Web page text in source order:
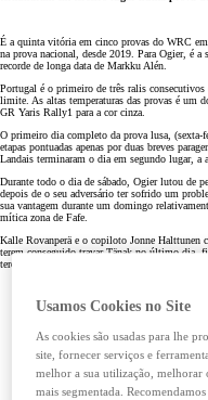
É a quinta vitória em cinco provas do WRC
na prova nacional, desde 2019. Para Ogier, é
recorde de longa data de Markku Alén.
Portugal é o primeiro de três ralis
limite. As altas temperaturas das provas é um
GR Yaris Rally1 para a cor cinza.
O primeiro dia completo da prova lusa,
etapas pontuadas apenas por duas breves
Landais terminaram o dia em segundo lugar, a
Durante todo o dia de sábado, Ogier lutou de
depois de o seu adversário ter sofrido um
sua vantagem durante um domingo
mítica zona de Fafe.
Kalle Rovanperä e o copiloto Jonne Halttunen
terem conseguido travar Tänak no último dia,
terceiro na Power Stage, ganhando valiosos
Usamos Cookies no Site
As cookies são usadas para lhe
site, fornecer serviços e
melhor a sua utilização,
mais segmentada.